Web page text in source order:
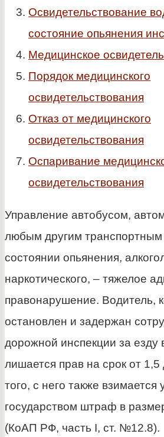
Освидетельствование
состояние опьянения
Медицинское
Порядок медицинского
освидетельствования
Отказ от медицинского
освидетельствования
Оспаривание
освидетельствования
Управление автобусом,
любым другим транспортным
состоянии опьянения,
наркотического, – тяжелое
правонарушение. Водитель,
остановлен и задержан
дорожной инспекции за езду
лишается прав на срок от 1,5
того, с него также
государством штраф в
(КоАП РФ, часть I, ст. №12.8).